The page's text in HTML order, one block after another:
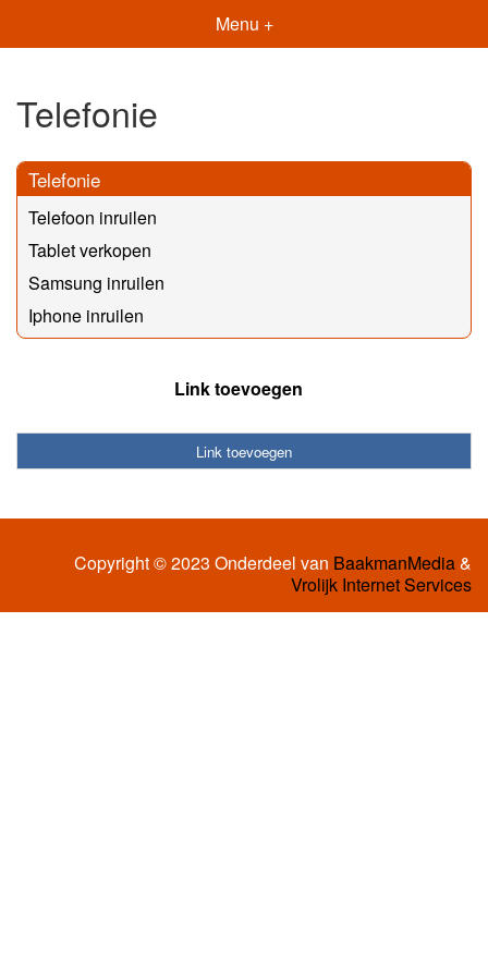
Menu +
Telefonie
Telefonie
Telefoon inruilen
Tablet verkopen
Samsung inruilen
Iphone inruilen
Link toevoegen
Link toevoegen
Copyright © 2023 Onderdeel van BaakmanMedia&
Vrolijk Internet Services